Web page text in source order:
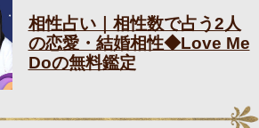
相性占い｜相性数で占う2人
の恋愛・結婚相性◆Love Me
Doの無料鑑定